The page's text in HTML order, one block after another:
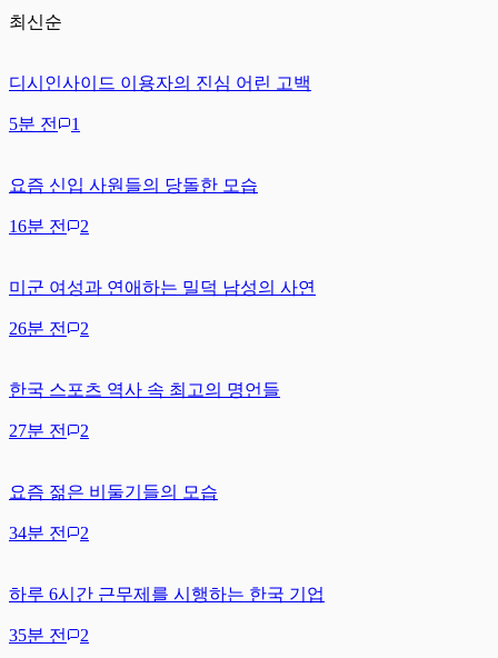
최신순
디시인사이드 이용자의 진심 어린 고백
5분 전 1
요즘 신입 사원들의 당돌한 모습
16분 전 2
미군 여성과 연애하는 밀덕 남성의 사연
26분 전 2
한국 스포츠 역사 속 최고의 명언들
27분 전 2
요즘 젊은 비둘기들의 모습
34분 전 2
하루 6시간 근무제를 시행하는 한국 기업
35분 전 2